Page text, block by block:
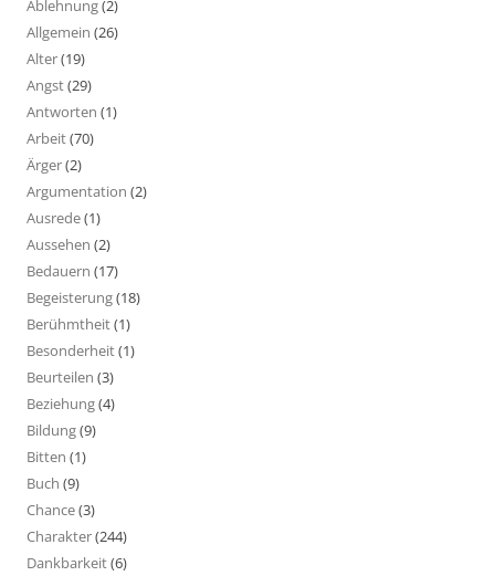
Ablehnung(2)
Allgemein (26)
Alter(19)
Angst(29)
Antworten (1)
Arbeit(70)
Ärger(2)
Argumentation (2)
Ausrede(1)
Aussehen (2)
Bedauern (17)
Begeisterung(18)
Berühmtheit(1)
Besonderheit(1)
Beurteilen (3)
Beziehung(4)
Bildung(9)
Bitten (1)
Buch (9)
Chance(3)
Charakter(244)
Dankbarkeit(6)